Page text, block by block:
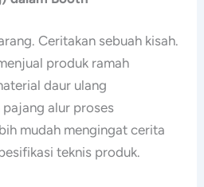
Ceritakan sebuah kisah.
produk ramah
daur ulang
alur proses
mudah mengingat cerita
teknis produk.